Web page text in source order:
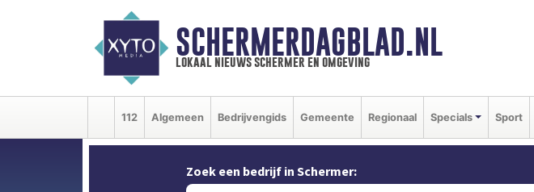
SCHERMERDAGBLAD.NL
lokaal nieuws schermer en omgeving
112 Algemeen Bedrijvengids Gemeente Regionaal Specials Sport
Zoek een bedrijf in Schermer: